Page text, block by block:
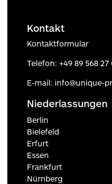
Kontakt
Kontaktformular
Telefon: +49 89 568 27
E-mail: info@unique-
Niederlassungen
Berlin
Bielefeld
Erfurt
Essen
Frankfurt
Nürnberg